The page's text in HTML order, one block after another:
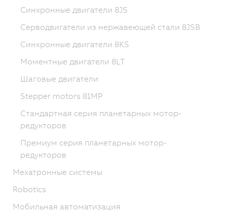
Синхронные двигатели 8JS
Серводвигатели из нержавеющей стали 8JSB
Синхронные двигатели 8KS
Моментные двигатели 8LT
Шаговые двигатели
Stepper motors 81MP
Стандартная серия планетарных мотор-
редукторов
Премиум серия планетарных мотор-
редукторов
Мехатронные системы
Robotics
Мобильная автоматизация